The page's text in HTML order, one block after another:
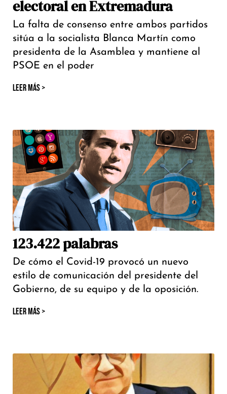
electoral en Extremadura
La falta de consenso entre ambos partidos
sitúa a la socialista Blanca Martín como
presidenta de la Asamblea y mantiene al
PSOE en el poder
LEER MÁS >
123.422 palabras
De cómo el Covid-19 provocó un nuevo
estilo de comunicación del presidente del
Gobierno, de su equipo y de la oposición.
LEER MÁS >